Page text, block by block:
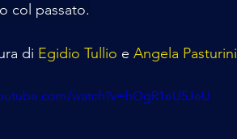
col passato.
di Egidio Tullio e Angela Pasturini
watch?v=hOgR1eU5JeU